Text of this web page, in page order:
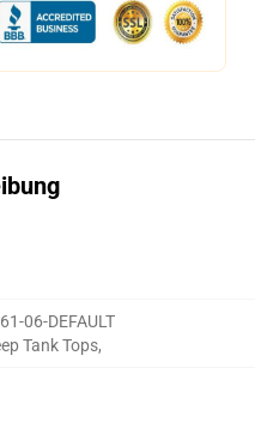
06-DEFAULT
Tank Tops,